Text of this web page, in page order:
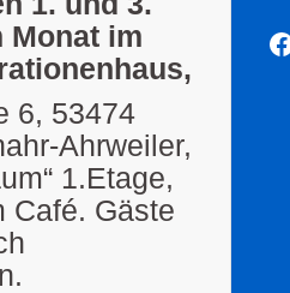
Monat im
6, 53474
Ahrweiler,
1.Etage,
Café. Gäste